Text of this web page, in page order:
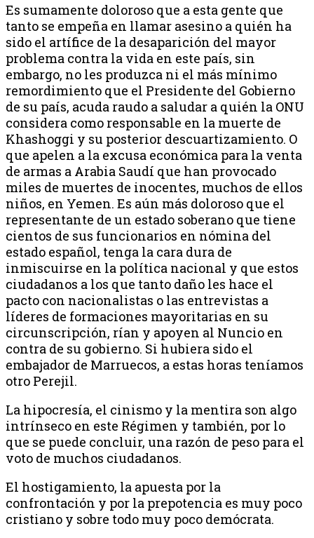
Es sumamente doloroso que a esta gente que
tanto se empeña en llamar asesino a quién ha
sido el artífice de la desaparición del mayor
problema contra la vida en este país, sin
embargo, no les produzca ni el más mínimo
remordimiento que el Presidente del Gobierno
de su país, acuda raudo a saludar a quién la ONU
considera como responsable en la muerte de
Khashoggi y su posterior descuartizamiento. O
que apelen a la excusa económica para la venta
de armas a Arabia Saudí que han provocado
miles de muertes de inocentes, muchos de ellos
niños, en Yemen. Es aún más doloroso que el
representante de un estado soberano que tiene
cientos de sus funcionarios en nómina del
estado español, tenga la cara dura de
inmiscuirse en la política nacional y que estos
ciudadanos a los que tanto daño les hace el
pacto con nacionalistas o las entrevistas a
líderes de formaciones mayoritarias en su
circunscripción, rían y apoyen al Nuncio en
contra de su gobierno. Si hubiera sido el
embajador de Marruecos, a estas horas teníamos
otro Perejil.
La hipocresía, el cinismo y la mentira son algo
intrínseco en este Régimen y también, por lo
que se puede concluir, una razón de peso para el
voto de muchos ciudadanos.
El hostigamiento, la apuesta por la
confrontación y por la prepotencia es muy poco
cristiano y sobre todo muy poco demócrata.